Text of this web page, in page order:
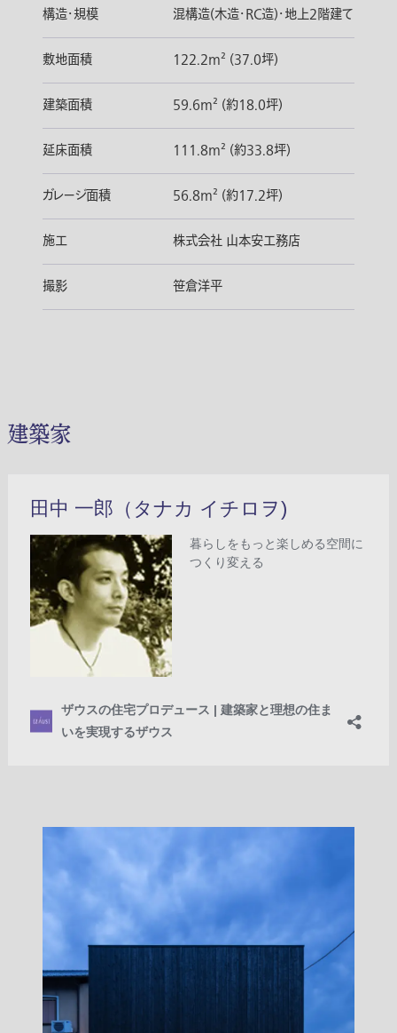
構造・規模 混構造(木造・RC造)・地上2階建て
敷地面積 122.2m² (37.0坪)
建築面積 59.6m² (約18.0坪)
延床面積 111.8m² (約33.8坪)
ガレージ面積 56.8m² (約17.2坪)
施工 株式会社 山本安工務店
撮影 笹倉洋平
建築家